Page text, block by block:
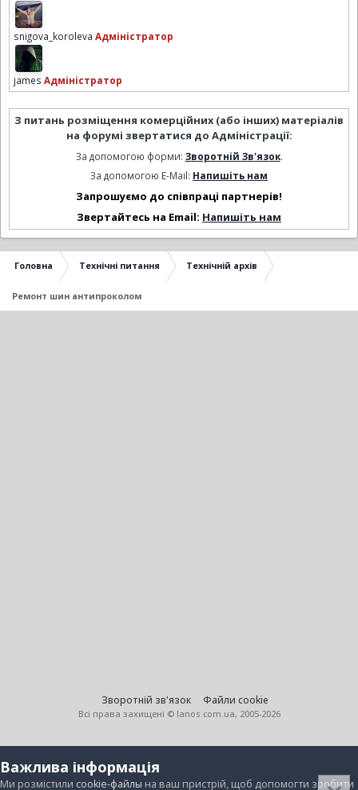
snigova_koroleva Адміністратор
james Адміністратор
З питань розміщення комерційних (або інших) матеріалів
на форумі звертатися до Адміністрації:
За допомогою форми: Зворотній Зв'язок.
За допомогою E-Mail: Напишіть нам
Запрошуємо до співпраці партнерів!
Звертайтесь на Email: Напишіть нам
Головна Технічні питання Технічній архів
Ремонт шин антипроколом
Зворотній зв'язок Файли cookie
Всі права захищені © lanos.com.ua, 2005-2026
Важлива інформація
Ми розмістили cookie-файлы на ваш пристрій, щоб допомогти зробити